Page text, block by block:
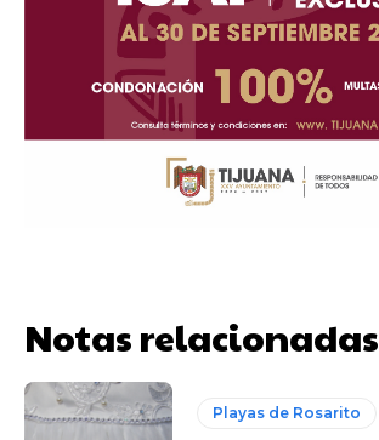
Notas relacionadas
Playas de Rosarito